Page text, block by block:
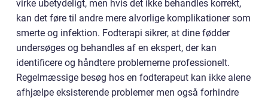
virke ubetydeligt, men hvis det ikke behandles korrekt,
kan det føre til andre mere alvorlige komplikationer som
smerte og infektion. Fodterapi sikrer, at dine fødder
undersøges og behandles af en ekspert, der kan
identificere og håndtere problemerne professionelt.
Regelmæssige besøg hos en fodterapeut kan ikke alene
afhjælpe eksisterende problemer men også forhindre